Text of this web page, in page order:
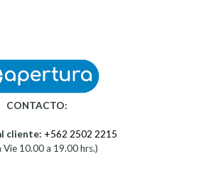
CONTACTO:
cliente: +562 2502 2215
Vie 10.00 a 19.00 hrs.)